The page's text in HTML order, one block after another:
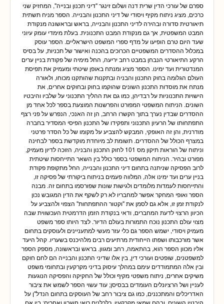
ספרם של עורכי הדין שרית דנה ושלום זינגר "דיני תכנון ובנייה", המחזיק שני
כרכים, מציג ניתוח מקיף ויסודי של דיני התכנון והבנייה. הספר מניח תשתית
תיאורטית סדורה ובהירה לדיני התכנון והבנייה, בראש ובראשונה מנקודת
המבט המשפטית, אך גם מנקודת המבט התכנונית. בעלת מימדי עומק עיוני
שעד היום טרם הופיעו על מדף ספרי המשפט הישראליים. הספר עוסק
במכלול ההסדרים המשפטיים הכרוכים בהכנה ואישור של תכניות, על בסיס
הרקע התיאורטי הנבחן במבט רחב יריעה, החל מימיה של פקודת בניין ערים
המנדטורית ועד ימינו. הספר מציג ומנתח באופן שיטתי ומעמיק את תפיסת
העולם הגלומה בחוק התכנון והבניה ובתקנות שהותקנו מכוחו, ולאורה
מנתח את מוסדות התכנון השונים שהוקמו בחוק ובחוקים אחרים, את
הישויות התכנוניות על רבדיהן, כמו גם את ההליך התכנוני על שלביו והיבטיו
השונים. הניתוח המשפטי המפורט והפרשנות המוצעת בספר לכל אחד מן
ההסדרים שבדין נערך בתוך הקשרו הרחב, הן זה האנכי, הנפרש על פני רצף
התפתחותו של הרעיון התכנוני ותפקידו של התכנון הפיסי המסדיר בחברה
מודרנית, והן זה האופקי, המבקש להצביע על מקומו של כל הסדר פרטני
במצרף הכולל של ההסדרים. תשומת לב מיוחדת מוקדשת בספר לבחינה
וניתוח של הוראות תיקון מס 101 לחוק התכנון והבניה, הזוכה לדיון מעמיק,
מפורט ובהיר. הניתוח המשפטי בספר כולל בין השאר התייחסות שיטתית
לרוב הפסיקה שניתנה בתחום דיני התכנון והבנייה, החל מתקופת פקודת
בניין ערים ועד ימינו אלה, המלווה פעמים בניתוח ביקורתי של פסיקה זו,
והתייחסות לעמדות מלומדים ולגישות שונות שפורסמו בתחום זה. מבנה
הספר ואופי המחקר אפשר למחבריו לא רק לשקף את הדין המגובש נכון
לנקודת זמן זו, אלא גם לסמן את "וקטור ההתפתחות" הצפוי ולהצביע על
הכיוון הרצוי לדעת המחברים, ודאי בנקודת הזמן הדרמטית העכשווית שבה
מצוי עולם התכנון נוכח התמורות בעולם הדיור. לצד היותו ספר משפט
מעמיק ויסודי, ישמש הספר גם כלי עזר מעשי למתעניינים ולעוסקים בתחום
אשר מורכבותו ושפתו הייחודית מרתיעים רבים מלהיכנס בשעריו. קהל היעד
אליו מכוון הספר הוא, בהתאמה, רחב ומגוון. בראש ובראשונה, מספק הספר
למשפטנים, שופטים ועורכי דין, בין אלו שדיני התכנון והבנייה הם לחם חוקם
ובין אלה המתמודדים עימם במהלך עיסוק בדיני מקרקעין ובתחומי משפט
משיקים אחרים, ניתוח משפטי מקיף וכולל של החקיקה והפסיקה הנוגעות
לעניין ושל הרציונלים העומדים בבסיסן; עוד עשוי הספר לשמש את ציבור
האדריכלים והמתכננים, כמו גם ציבור רחב של העוסקים בתחום הנדל"ן על
היבטיו השונים, ובהם שמאי מקרקעין, כלכלנים רואי חשבון ואחרים: בין אם